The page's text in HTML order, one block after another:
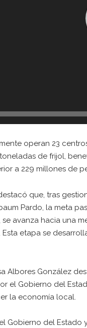
operan 23
de frijol,
a 229 millones de
que, tras
Pardo, la meta
avanza hacia una
Esta etapa se
Albores González
el Gobierno del
la economía local.
Gobierno del